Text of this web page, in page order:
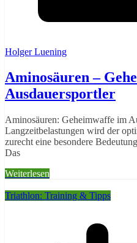
Holger Luening
Aminosäuren –
Ausdauersportler
Aminosäuren: Geheimwaffe im
Langzeitbelastungen wird der
zurecht eine besondere
Das
Weiterlesen
Triathlon: Training & Tipps